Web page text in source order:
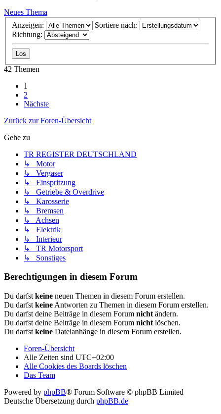
Neues Thema
Anzeigen:
Sortiere nach:
Richtung:
42 Themen
1
2
Nächste
Zurück zur Foren-Übersicht
Gehe zu
TR REGISTER DEUTSCHLAND
↳ Motor
↳ Vergaser
↳ Einspritzung
↳ Getriebe & Overdrive
↳ Karosserie
↳ Bremsen
↳ Achsen
↳ Elektrik
↳ Interieur
↳ TR Motorsport
↳ Sonstiges
Berechtigungen in diesem Forum
Du darfst keine neuen Themen in diesem Forum erstellen.
Du darfst keine Antworten zu Themen in diesem Forum erstellen.
Du darfst deine Beiträge in diesem Forum nicht ändern.
Du darfst deine Beiträge in diesem Forum nicht löschen.
Du darfst keine Dateianhänge in diesem Forum erstellen.
Foren-Übersicht
Alle Zeiten sind UTC+02:00
Alle Cookies des Boards löschen
Das Team
Powered by phpBB® Forum Software © phpBB Limited
Deutsche Übersetzung durch phpBB.de